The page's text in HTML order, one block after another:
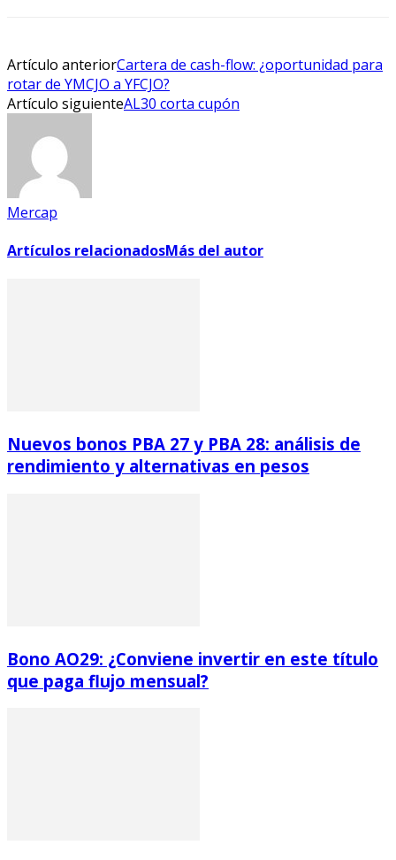
Artículo anteriorCartera de cash-flow: ¿oportunidad para
rotar de YMCJO a YFCJO?
Artículo siguienteAL30 corta cupón
Mercap
Artículos relacionadosMás del autor
Nuevos bonos PBA 27 y PBA 28: análisis de
rendimiento y alternativas en pesos
Bono AO29: ¿Conviene invertir en este título
que paga flujo mensual?